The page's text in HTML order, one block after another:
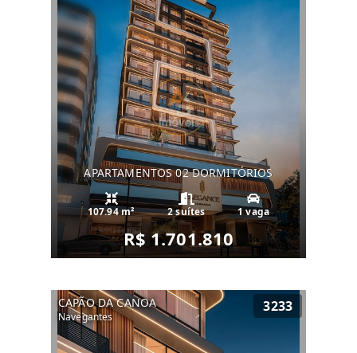
APARTAMENTOS 02 DORMITÓRIOS
107.94 m² 2 suítes 1 vaga
R$ 1.701.810
CAPÃO DA CANOA
Navegantes
3233